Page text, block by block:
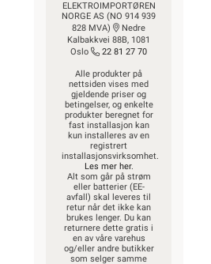
ELEKTROIMPORTØREN
NORGE AS (NO 914 939
828 MVA)
Nedre
Kalbakkvei 88B, 1081
Oslo
22 81 27 70
Alle produkter på
nettsiden vises med
gjeldende priser og
betingelser, og enkelte
produkter beregnet for
fast installasjon kan
kun installeres av en
registrert
installasjonsvirksomhet.
Les mer her.
Alt som går på strøm
eller batterier (EE-
avfall) skal leveres til
retur når det ikke kan
brukes lenger. Du kan
returnere dette gratis i
en av våre varehus
og/eller andre butikker
som selger samme